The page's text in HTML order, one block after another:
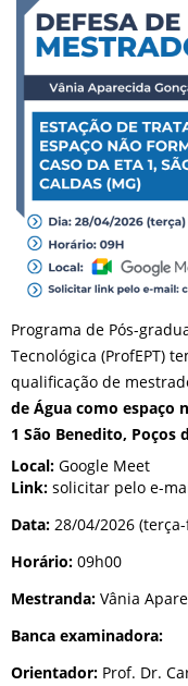
Programa de Pós-
Tecnológica (ProfEPT)
qualificação de
de Água como espaço
1 São Benedito, Poços
Local: Google Meet
Link: solicitar pelo e-
Data: 28/04/2026
Horário: 09h00
Mestranda: Vânia
Banca examinadora:
Orientador: Prof. Dr.